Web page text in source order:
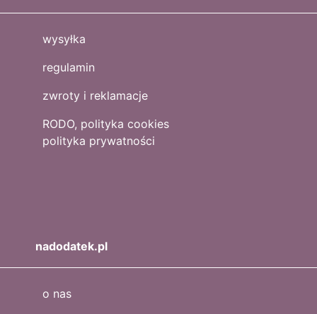
wysyłka
regulamin
zwroty i reklamacje
RODO, polityka cookies
polityka prywatności
nadodatek.pl
o nas